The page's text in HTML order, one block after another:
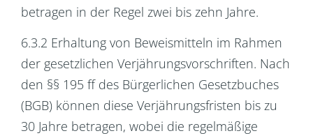
betragen in der Regel zwei bis zehn Jahre.
6.3.2 Erhaltung von Beweismitteln im Rahmen
der gesetzlichen Verjährungsvorschriften. Nach
den §§ 195 ff des Bürgerlichen Gesetzbuches
(BGB) können diese Verjährungsfristen bis zu
30 Jahre betragen, wobei die regelmäßige